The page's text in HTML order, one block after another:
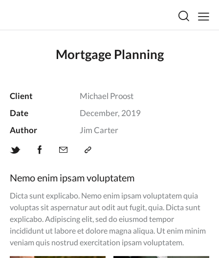
Mortgage Planning
Nemo enim ipsam voluptatem
Dicta sunt explicabo. Nemo enim ipsam voluptatem quia
voluptas sit aspernatur aut odit aut fugit, quia. Dicta sunt
explicabo. Adipiscing elit, sed do eiusmod tempor
incididunt ut labore et dolore magna aliqua. Ut enim minim
veniam quis nostrud exercitation ipsam voluptatem.
Client
Michael Proost
Date
December, 2019
Author
Jim Carter